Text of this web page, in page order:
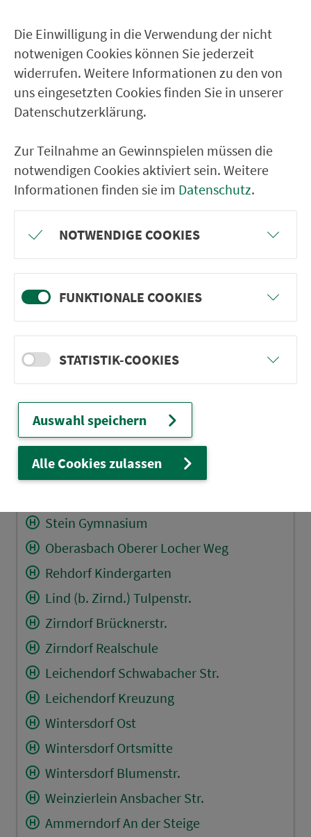
Zirndorf Landratsamt
Zirndorf Marktplatz
Zirndorf Realschule
Zirndorf Brücknerstr.
Oberasbach Gymn.-Wendeschl.
RÜCKFAHRT
Nürnberg Rothenburger Str.
Nürnberg Clarsbacher Str.
Nürnberg Rothenb./Sigmundstr.
Fürth Süd
Altenberg West
Kreutles West
Oberasbach Gymnasium
Oberasbach Gymn.-Wendeschl.
Stein Gymnasium
Oberasbach Oberer Locher Weg
Rehdorf Kindergarten
Lind (b. Zirnd.) Tulpenstr.
Zirndorf Brücknerstr.
Zirndorf Realschule
Leichendorf Schwabacher Str.
Leichendorf Kreuzung
Wintersdorf Ost
Wintersdorf Ortsmitte
Wintersdorf Blumenstr.
Weinzierlein Ansbacher Str.
Ammerndorf An der Steige
Die Einwilligung in die Verwendung der nicht
notwenigen Cookies können Sie jederzeit
widerrufen. Weitere Informationen zu den von
uns eingesetzten Cookies finden Sie in unserer
Datenschutzerklärung.
Zur Teilnahme an Gewinnspielen müssen die
notwendigen Cookies aktiviert sein. Weitere
Informationen finden sie im Datenschutz.
NOTWENDIGE COOKIES
FUNKTIONALE COOKIES
STATISTIK-COOKIES
Auswahl speichern
Alle Cookies zulassen